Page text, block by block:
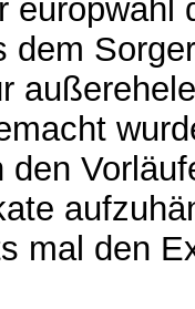
europwahl
dem
den
mal den